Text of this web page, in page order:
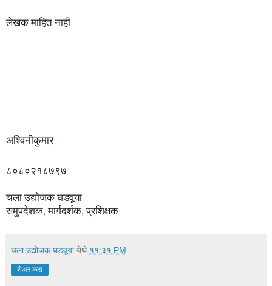
लेखक माहित नाही
अश्विनीकुमार
८०८०२१८७९७
चला उद्योजक घडवूया
समुपदेशक, मार्गदर्शक, प्रशिक्षक
चला उद्योजक घडवूया येथे ११:३१ PM
शेअर करा